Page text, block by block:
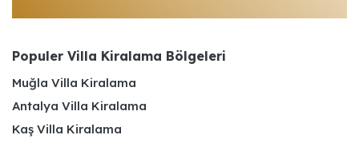
Populer Villa Kiralama Bölgeleri
Muğla Villa Kiralama
Antalya Villa Kiralama
Kaş Villa Kiralama